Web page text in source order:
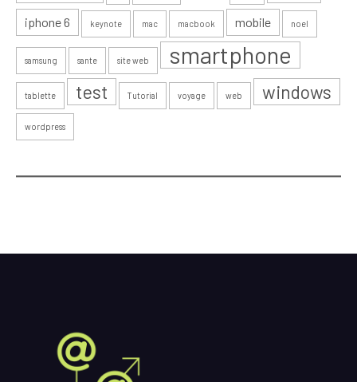
iphone 6 keynote mac macbook mobile noel
samsung sante site web smartphone
tablette test Tutorial voyage web windows
wordpress